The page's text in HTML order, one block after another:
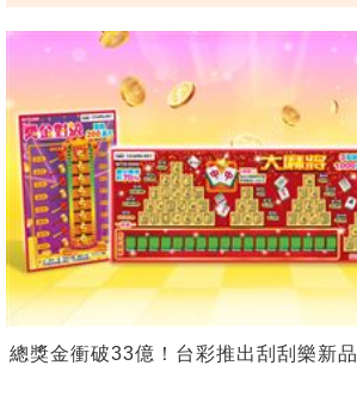
總獎金衝破33億！台彩推出刮刮樂新品